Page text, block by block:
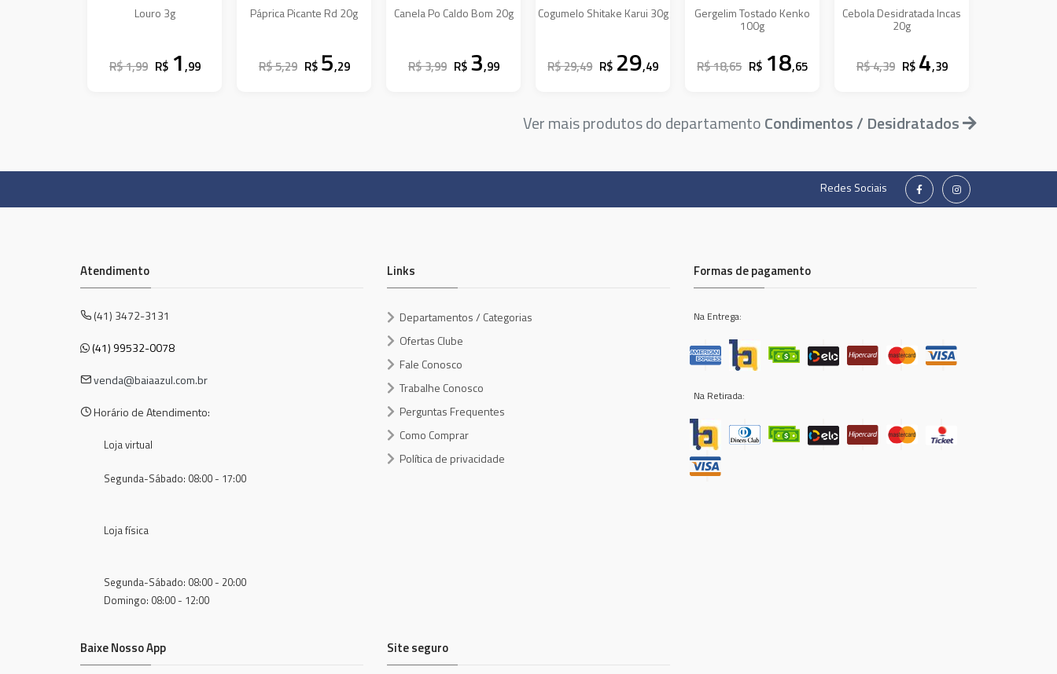
Louro 3g
R$ 1,99 R$ 1,99
Páprica Picante Rd 20g
R$ 5,29 R$ 5,29
Canela Po Caldo Bom 20g
R$ 3,99 R$ 3,99
Cogumelo Shitake Karui 30g
R$ 29,49 R$ 29,49
Gergelim Tostado Kenko
100g
R$ 18,65 R$ 18,65
Cebola Desidratada Incas
20g
R$ 4,39 R$ 4,39
Ver mais produtos do departamentoCondimentos / Desidratados
Redes Sociais
Atendimento
(41) 3472-3131
(41) 99532-0078
venda@baiaazul.com.br
Horário de Atendimento:
Loja virtual
Segunda-Sábado: 08:00 - 17:00
Loja física
Segunda-Sábado: 08:00 - 20:00
Domingo: 08:00 - 12:00
Links
Departamentos / Categorias
Ofertas Clube
Fale Conosco
Trabalhe Conosco
Perguntas Frequentes
Como Comprar
Política de privacidade
Formas de pagamento
Na Entrega:
Na Retirada:
Baixe Nosso App Site seguro